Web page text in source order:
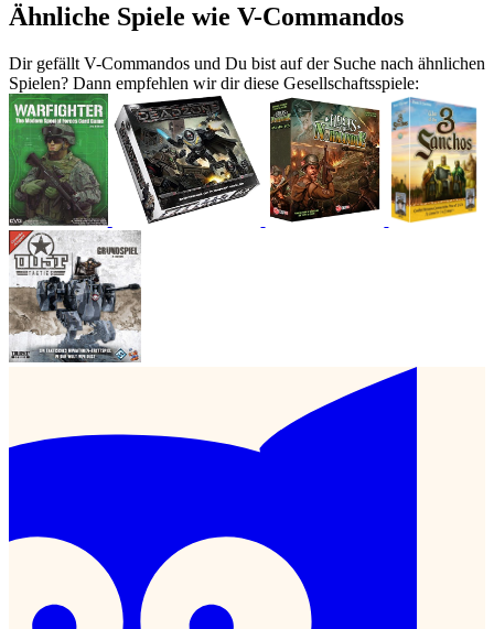
Ähnliche Spiele wie V-Commandos
Dir gefällt V-Commandos und Du bist auf der Suche nach ähnlichen
Spielen? Dann empfehlen wir dir diese Gesellschaftsspiele: